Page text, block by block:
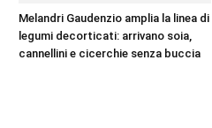
Melandri Gaudenzio amplia la linea di
legumi decorticati: arrivano soia,
cannellini e cicerchie senza buccia